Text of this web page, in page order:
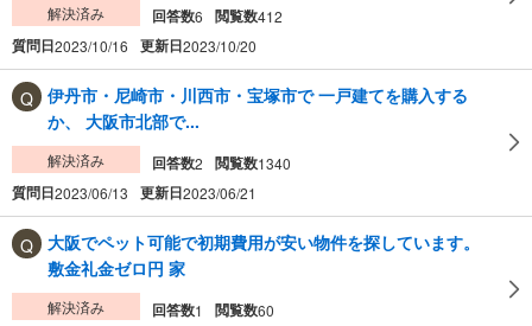
解決済み 回答数6 閲覧数412
質問日2023/10/16 更新日2023/10/20
伊丹市・尼崎市・川西市・宝塚市で 一戸建てを購入する
か、 大阪市北部で...
解決済み 回答数2 閲覧数1340
質問日2023/06/13 更新日2023/06/21
大阪でペット可能で初期費用が安い物件を探しています。
敷金礼金ゼロ円 家
解決済み 回答数1 閲覧数60